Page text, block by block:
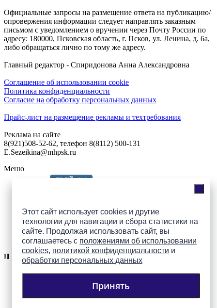
Этот сайт использует cookies и другие
технологии для навигации и сбора статистики на
сайте. Продолжая использовать сайт, вы
соглашаетесь с положениями об использовании
cookies, политикой конфиденциальности и
обработки персональных данных
Принять
Официальные запросы на размещение ответа на публикацию/
опровержения информации следует направлять заказным
письмом с уведомлением о вручении через Почту России по
адресу: 180000, Псковская область, г. Псков, ул. Ленина, д. 6а,
либо обращаться лично по тому же адресу.
Главный редактор - Спиридонова Анна Александровна
Соглашение об использовании cookie
Политика конфиденциальности
Согласие на обработку персональных данных
Прайс-лист на размещение рекламы и техтребования
Реклама на сайте
8(921)508-52-62, телефон 8(8112) 500-131
E.Sezeikina@mhpsk.ru
Меню
Подпишись на группы
ПАИ в соцсетях!